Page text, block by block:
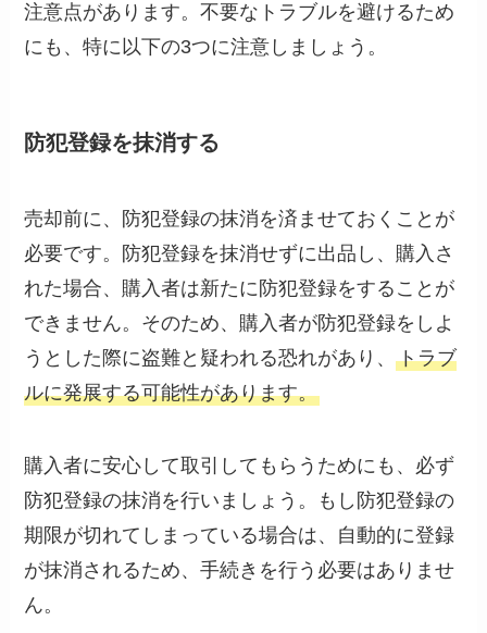
注意点があります。不要なトラブルを避けるため
にも、特に以下の3つに注意しましょう。
防犯登録を抹消する
売却前に、防犯登録の抹消を済ませておくことが
必要です。防犯登録を抹消せずに出品し、購入さ
れた場合、購入者は新たに防犯登録をすることが
できません。そのため、購入者が防犯登録をしよ
うとした際に盗難と疑われる恐れがあり、トラブ
ルに発展する可能性があります。
購入者に安心して取引してもらうためにも、必ず
防犯登録の抹消を行いましょう。もし防犯登録の
期限が切れてしまっている場合は、自動的に登録
が抹消されるため、手続きを行う必要はありませ
ん。